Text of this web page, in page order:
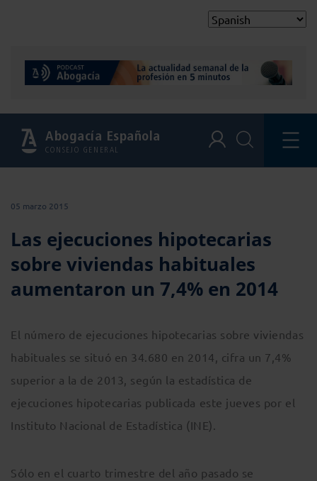
Abogacía Española
CONSEJO GENERAL
05 marzo 2015
Las ejecuciones hipotecarias
sobre viviendas habituales
aumentaron un 7,4% en 2014
El número de ejecuciones hipotecarias sobre viviendas
habituales se situó en 34.680 en 2014, cifra un 7,4%
superior a la de 2013, según la estadística de
ejecuciones hipotecarias publicada este jueves por el
Instituto Nacional de Estadística (INE).
Sólo en el cuarto trimestre del año pasado se